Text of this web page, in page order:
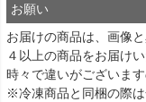
お願い
お届けの商品は、画像
４以上の商品をお届け
時々で違いがございま
※冷凍商品と同梱の際は